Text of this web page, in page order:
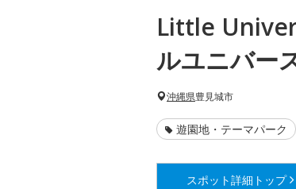
Little
ルユニバー
沖縄県豊見城市
遊園地・テーマパーク
スポット詳細 トップ